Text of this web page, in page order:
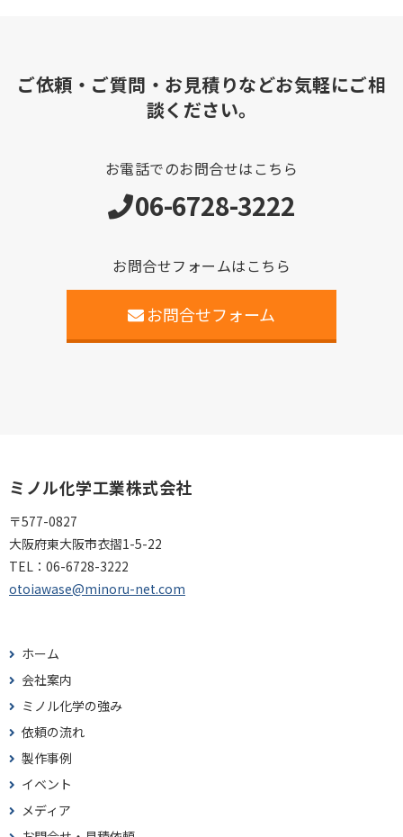
ご依頼・ご質問・お見積りなどお気軽にご相
談ください。
お電話でのお問合せはこちら
06-6728-3222
お問合せフォームはこちら
お問合せフォーム
ミノル化学工業株式会社
〒577-0827
大阪府東大阪市衣摺1-5-22
TEL： 06-6728-3222
otoiawase@minoru-net.com
ホーム
会社案内
ミノル化学の強み
依頼の流れ
製作事例
イベント
メディア